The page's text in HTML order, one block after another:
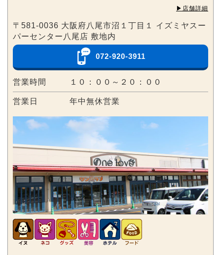
▶︎店舗詳細
〒581-0036 大阪府八尾市沼１丁目１ イズミヤスー
パーセンター八尾店 敷地内
072-920-3911
営業時間 １０：００～２０：００
営業日 年中無休営業